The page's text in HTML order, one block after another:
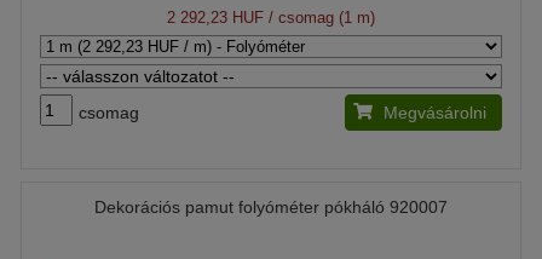
2 292,23 HUF / csomag (1 m)
csomag Megvásárolni
Dekorációs pamut folyóméter pókháló 920007